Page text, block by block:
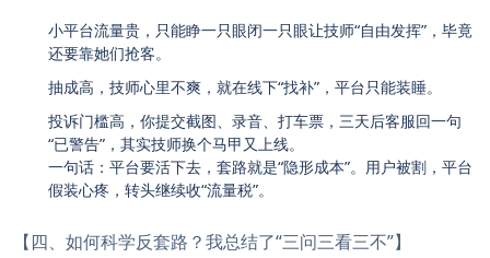
小平台流量贵，只能睁一只眼闭一只眼让技师“自由发挥”，毕竟
还要靠她们抢客。
抽成高，技师心里不爽，就在线下“找补”，平台只能装睡。
投诉门槛高，你提交截图、录音、打车票，三天后客服回一句
“已警告”，其实技师换个马甲又上线。
一句话：平台要活下去，套路就是“隐形成本”。用户被割，平台
假装心疼，转头继续收“流量税”。
【四、如何科学反套路？我总结了“三问三看三不”】